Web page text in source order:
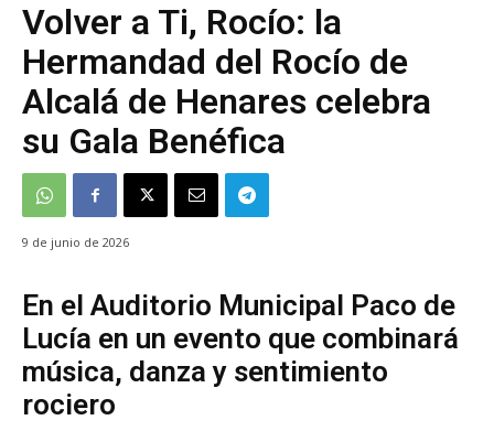
Volver a Ti, Rocío: la
Hermandad del Rocío de
Alcalá de Henares celebra
su Gala Benéfica
9 de junio de 2026
En el Auditorio Municipal Paco de
Lucía en un evento que combinará
música, danza y sentimiento
rociero